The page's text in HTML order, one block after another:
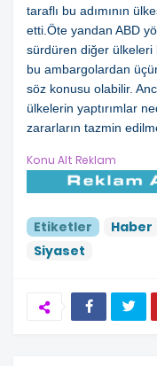
taraflı bu adımının
etti.Öte yandan ABD
sürdüren diğer ülkeleri
bu ambargolardan
söz konusu olabilir.
ülkelerin yaptırımlar
zararların tazmin
Konu Alt Reklam
Etiketler Haber
Siyaset